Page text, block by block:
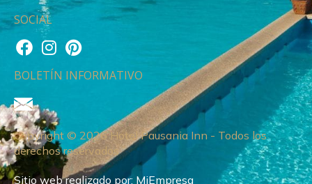
SOCIAL
BOLETÍN INFORMATIVO
Copyright © 2026 Hotel Pausania Inn - Todos los
derechos reservados
Sitio web realizado por: MiEmpresa